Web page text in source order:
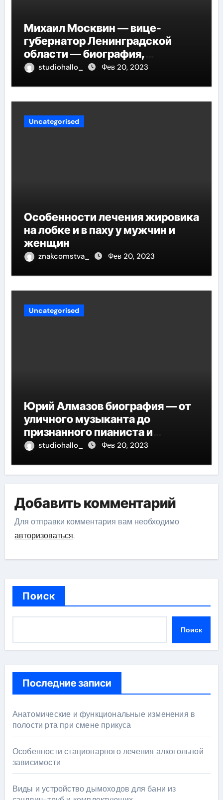
Михаил Москвин — вице-
губернатор Ленинградской
области — биография,
достижения и вклад в развитие
studiohallo_ Фев 20, 2023
Uncategorised
Особенности лечения жировика
на лобке и в паху у мужчин и
женщин
znakcomstva_ Фев 20, 2023
Uncategorised
Юрий Алмазов биография — от
уличного музыканта до
признанного пианиста и
композитора
studiohallo_ Фев 20, 2023
Добавить комментарий
Для отправки комментария вам необходимо
авторизоваться.
Поиск
Поиск
Последние записи
Анатомические и функциональные изменения в
полости рта при смене прикуса
Особенности стационарного лечения алкогольной
зависимости
Виды и устройство дымоходов для бани из